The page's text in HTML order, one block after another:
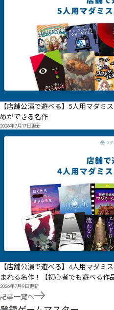
【店舗公演で遊べる】5人用マダミ
めができる名作
2026年7月17日更新
【店舗公演で遊べる】4人用マダミ
まれる名作！【初心者でも遊べる作
2026年7月9日更新
記事一覧へ